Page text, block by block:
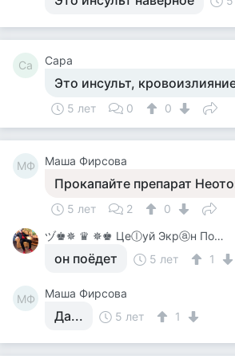
Са Сара
Это инсульт,
5 лет 0 0
МФ Маша Фирсова
Прокапайте препарат
5 лет 2
0
ヅ♚✵ ♛ ✵♚ Цеⓛуй Экрⓐн Покⓐ On-Line♚✵ ♛✵ ♚
он поёдет 5 лет 1
МФ Маша Фирсова
Да... 5 лет 1